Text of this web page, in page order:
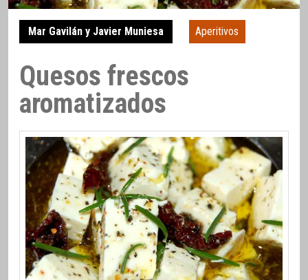
Mar Gavilán y Javier Muniesa Aperitivos
Quesos frescos
aromatizados